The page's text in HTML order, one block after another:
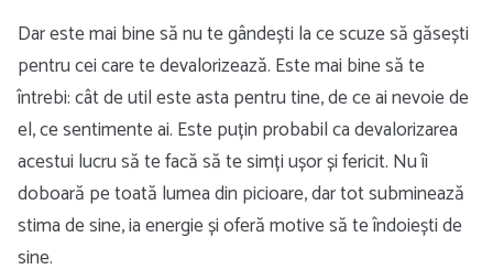
Dar este mai bine să nu te gândești la ce scuze să găsești
pentru cei care te devalorizează. Este mai bine să te
întrebi: cât de util este asta pentru tine, de ce ai nevoie de
el, ce sentimente ai. Este puțin probabil ca devalorizarea
acestui lucru să te facă să te simți ușor și fericit. Nu îi
doboară pe toată lumea din picioare, dar tot subminează
stima de sine, ia energie și oferă motive să te îndoiești de
sine.